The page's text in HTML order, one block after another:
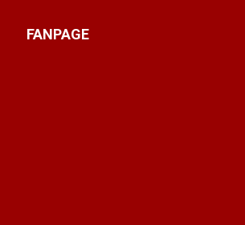
FANPAGE